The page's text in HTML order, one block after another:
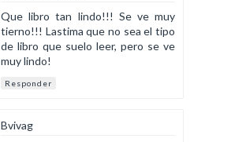
Que libro tan lindo!!! Se ve muy
tierno!!! Lastima que no sea el tipo
de libro que suelo leer, pero se ve
muy lindo!
Responder
Bvivag